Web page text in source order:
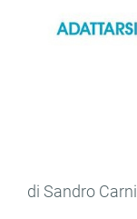
di Sandro